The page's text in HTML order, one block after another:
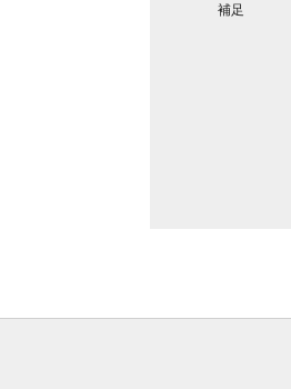
補足